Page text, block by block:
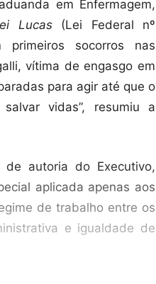
em Enfermagem,
Lucas(Lei Federal nº
primeiros socorros nas
vítima de engasgo em
para agir até que o
vidas”, resumiu a
autoria do Executivo,
aplicada apenas aos
de trabalho entre os
e igualdade de